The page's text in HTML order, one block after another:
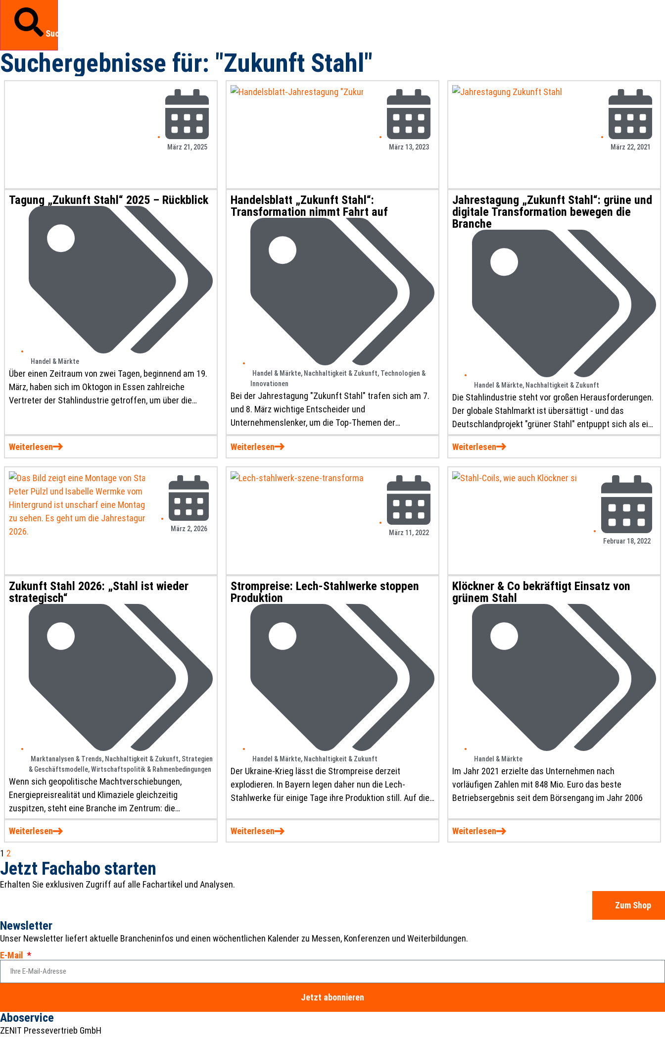
Suchen
Suchergebnisse für: "Zukunft Stahl"
März 21, 2025
Tagung „Zukunft Stahl“ 2025 – Rückblick
Handel & Märkte
Über einen Zeitraum von zwei Tagen, beginnend am 19.
März, haben sich im Oktogon in Essen zahlreiche
Vertreter der Stahlindustrie getroffen, um über die
hierbei von Belang sind.
Weiterlesen
März 13, 2023
Handelsblatt „Zukunft Stahl“:
Transformation nimmt Fahrt auf
Handel & Märkte, Nachhaltigkeit & Zukunft, Technologien &
Innovationen
Bei der Jahrestagung "Zukunft Stahl" trafen sich am 7.
und 8. März wichtige Entscheider und
Unternehmenslenker, um die Top-Themen der
Stahlindustrie zu diskutieren. Mit der ehemaligen
Kokerei in Essen fand man in diesem Jahr einen
Weiterlesen
März 22, 2021
Jahrestagung „Zukunft Stahl“: grüne und
digitale Transformation bewegen die
Branche
Handel & Märkte, Nachhaltigkeit & Zukunft
Die Stahlindustrie steht vor großen Herausforderungen.
Der globale Stahlmarkt ist übersättigt - und das
Deutschlandprojekt "grüner Stahl" entpuppt sich als ein
riesiger Kraftakt. Das war das klare Stimmungsbild, das
von Anfang an bei der Online-Jahrestagung "Zukunft
Stahl" des Handelsblattes am 11. März vorherrschte. Ein
Rückblick.
Weiterlesen
März 2, 2026
Zukunft Stahl 2026: „Stahl ist wieder
strategisch“
Marktanalysen & Trends, Nachhaltigkeit & Zukunft, Strategien
& Geschäftsmodelle,Wirtschaftspolitik & Rahmenbedingungen
Wenn sich geopolitische Machtverschiebungen,
Energiepreisrealität und Klimaziele gleichzeitig
zuspitzen, steht eine Branche im Zentrum: die
Stahlindustrie. Mit der Handelsblatt Jahrestagung
Zukunft Stahl 2026 wird 2026 genau dort angesetzt, wo
die entscheidenden Fragen gestellt werden müssen:
Wie behauptet sich Europas Stahlindustrie zwischen
Globalisierung und Renationalisierung? Welche
Technologien sind wirtschaftlich tragfähig? Und welche
gleichermaßen?
Weiterlesen
März 11, 2022
Strompreise: Lech-Stahlwerke stoppen
Produktion
Handel & Märkte, Nachhaltigkeit & Zukunft
Der Ukraine-Krieg lässt die Strompreise derzeit
explodieren. In Bayern legen daher nun die Lech-
Stahlwerke für einige Tage ihre Produktion still. Auf die
Weiterlesen
Februar 18, 2022
Klöckner & Co bekräftigt Einsatz von
grünem Stahl
Handel & Märkte
Im Jahr 2021 erzielte das Unternehmen nach
vorläufigen Zahlen mit 848 Mio. Euro das beste
Betriebsergebnis seit dem Börsengang im Jahr 2006
Weiterlesen
1 2
Jetzt Fachabo starten
Erhalten Sie exklusiven Zugriff auf alle Fachartikel und Analysen.
Zum Shop
Newsletter
Unser Newsletter liefert aktuelle Brancheninfos und einen wöchentlichen Kalender zu Messen, Konferenzen und Weiterbildungen.
E-Mail
Jetzt abonnieren
Aboservice
ZENIT Pressevertrieb GmbH